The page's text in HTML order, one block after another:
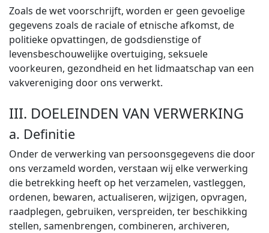
Zoals de wet voorschrijft, worden er geen gevoelige
gegevens zoals de raciale of etnische afkomst, de
politieke opvattingen, de godsdienstige of
levensbeschouwelijke overtuiging, seksuele
voorkeuren, gezondheid en het lidmaatschap van een
vakvereniging door ons verwerkt.
III. DOELEINDEN VAN VERWERKING
a. Definitie
Onder de verwerking van persoonsgegevens die door
ons verzameld worden, verstaan wij elke verwerking
die betrekking heeft op het verzamelen, vastleggen,
ordenen, bewaren, actualiseren, wijzigen, opvragen,
raadplegen, gebruiken, verspreiden, ter beschikking
stellen, samenbrengen, combineren, archiveren,